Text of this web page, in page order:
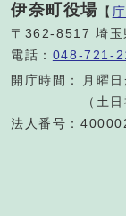
伊奈町役場 【
〒362-8517 埼玉
電話： 048-721-
開庁時間：
月曜
（土
法人番号：